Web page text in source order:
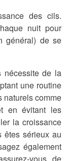
des cils.
nuit pour
général) de se
nécessite de la
une routine
naturels comme
en évitant les
la croissance
êtes sérieux au
également